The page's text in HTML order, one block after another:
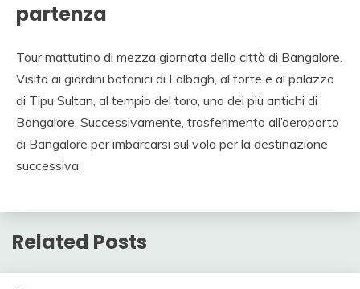
partenza
Tour mattutino di mezza giornata della città di Bangalore.
Visita ai giardini botanici di Lalbagh, al forte e al palazzo
di Tipu Sultan, al tempio del toro, uno dei più antichi di
Bangalore. Successivamente, trasferimento all’aeroporto
di Bangalore per imbarcarsi sul volo per la destinazione
successiva.
Related Posts